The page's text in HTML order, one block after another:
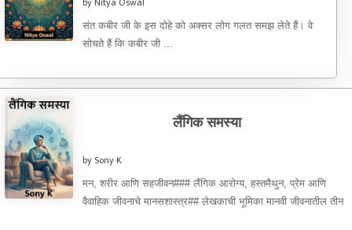
संत कबीर जी के इस दोहे को अक्सर लोग गलत समझ लेते हैं। वे
सोचते हैं कि कबीर जी ...
लैंगिक समस्या
by Sony K
मन, शरीर आणि सहजीवन### लैंगिक आरोग्य, हस्तमैथुन, प्रेम आणि
वैवाहिक जीवनाचे मानसशास्त्र## लेखकाची भूमिका मानवी जीवनातील तीन